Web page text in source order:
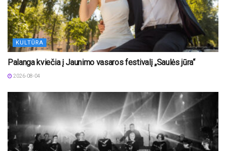
KULTŪRA
Palanga kviečia į Jaunimo vasaros festivalį „Saulės jūra“
2026-08-04